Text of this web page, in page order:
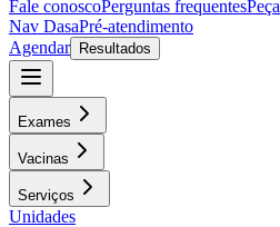
Fale conoscoPerguntas frequentes
Nav DasaPré-atendimento
Agendar
Resultados
Exames
Vacinas
Serviços
Unidades